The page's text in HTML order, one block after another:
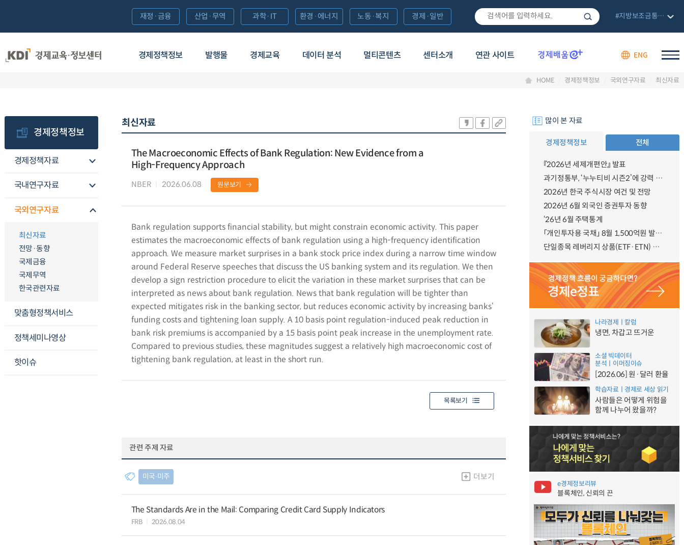
경제정책정보 발행물 경제교육 데이터 분석 멀티콘텐츠 센터소개 연관 사이트 ENG
재정·금융 산업·무역 과학·IT 환경·에너지 노동·복지 경제·일반 #지방보조금통합관리망
HOME 경제정책정보 국외연구자료 최신자료
경제정책정보
경제정책자료
국내연구자료
국외연구자료
최신자료
전망·동향
국제금융
국제무역
한국관련자료
맞춤형정책서비스
정책세미나영상
핫이슈
최신자료
The Macroeconomic Effects of Bank Regulation: New Evidence from a
High-Frequency Approach
NBER 2026.06.08 원문보기
Bank regulation supports financial stability, but might constrain economic activity. This paper
estimates the macroeconomic effects of bank regulation using a high-frequency identification
approach. We measure market surprises in a bank stock price index during a narrow time window
around Federal Reserve speeches that discuss the US banking system and its regulation. We then
develop a sign restriction procedure to elicit the variation in these market surprises that can be
interpreted as news about bank regulation. News that bank regulation will be tighter than
expected mitigates risk in the banking sector, but reduces economic activity by increasing banks‘
funding costs and tightening loan supply. A 10 basis point regulation-induced peak reduction in
bank risk premiums is accompanied by a 15 basis point peak increase in the unemployment rate.
Compared to previous studies, these magnitudes suggest a relatively high macroeconomic cost of
tightening bank regulation, at least in the short run.
목록보기
관련 주제 자료
미국∙미주 더보기
The Standards Are in the Mail: Comparing Credit Card Supply Indicators
FRB 2026.08.04
많이 본 자료
경제정책정보 전체
『2026년 세제개편안』 발표
과기정통부, ‘누누티비 시즌2’에 강력 대응 의지 밝혀
2026년 한국 주식시장 여건 및 전망
2026년 6월 외국인 증권투자 동향
‘26년 6월 주택통계
「개인투자용 국채」 8월 1,500억원 발행 예정
단일종목 레버리지 상품(ETF·ETN) 기본예탁금 강화 조기시행 방안 안내
나라경제ㅣ칼럼
냉면, 차갑고 뜨거운
소셜 빅데이터
분석ㅣ이머징이슈
[2026.06] 원·달러 환율
학습자료ㅣ경제로 세상 읽기
사람들은 어떻게 위험을
함께 나누어 왔을까?
e경제정보리뷰
블록체인, 신뢰의 끈